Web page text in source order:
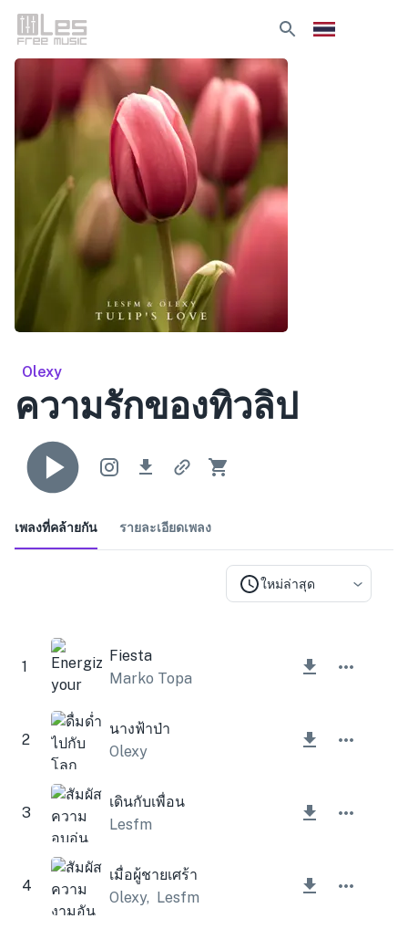
Olexy
ความรักของทิวลิป
เพลงที่คล้ายกัน รายละเอียดเพลง
ใหม่ล่าสุด
1
Fiesta
Marko Topa
2
นางฟ้าป่า
Olexy
3
เดินกับเพื่อน
Lesfm
4
เมื่อผู้ชายเศร้า
Olexy, Lesfm